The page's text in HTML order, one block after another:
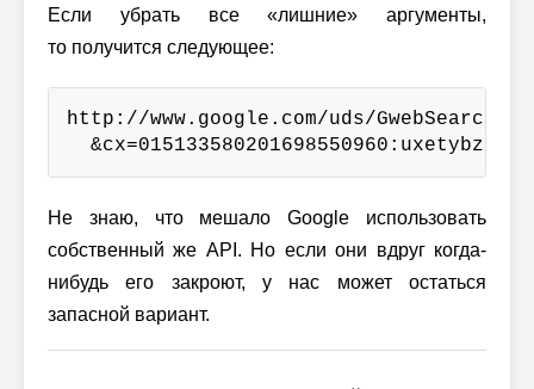
Если убрать все «лишние» аргументы,
то получится следующее:
http://www.google.com/uds/
Не знаю, что мешало Google использовать
собственный же API. Но если они вдруг когда-
нибудь его закроют, у нас может остаться
запасной вариант.